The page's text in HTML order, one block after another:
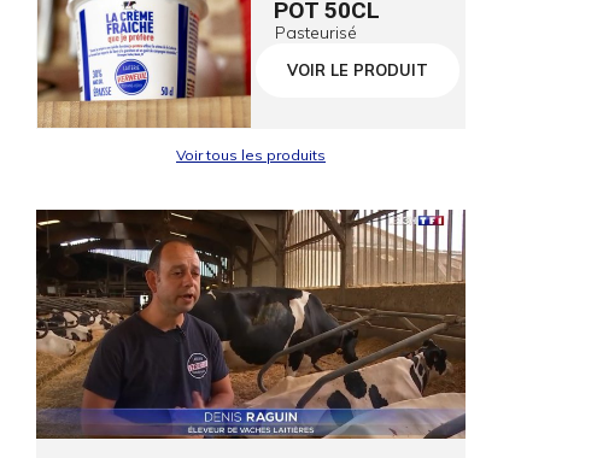
POT 50CL
Pasteurisé
VOIR LE PRODUIT
Voir tous les produits